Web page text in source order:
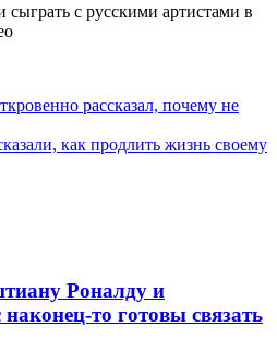
с русскими артистами в
рассказал, почему не
как продлить жизнь своему
Роналду и
то готовы связать